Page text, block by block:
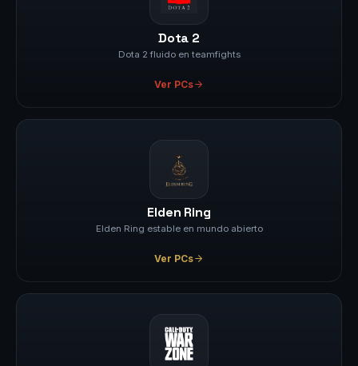
Dota 2
Dota 2 fluido en teamfights
Ver PCs
Elden Ring
Elden Ring estable en mundo abierto
Ver PCs